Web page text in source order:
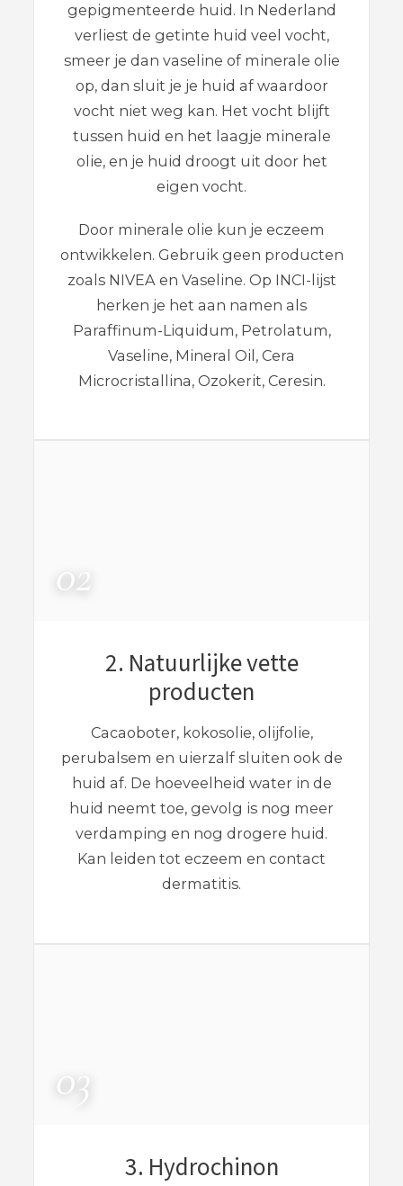
gepigmenteerde huid. In Nederland
verliest de getinte huid veel vocht,
smeer je dan vaseline of minerale olie
op, dan sluit je je huid af waardoor
vocht niet weg kan. Het vocht blijft
tussen huid en het laagje minerale
olie, en je huid droogt uit door het
eigen vocht.
Door minerale olie kun je eczeem
ontwikkelen. Gebruik geen producten
zoals NIVEA en Vaseline. Op INCI-lijst
herken je het aan namen als
Paraffinum-Liquidum, Petrolatum,
Vaseline, Mineral Oil, Cera
Microcristallina, Ozokerit, Ceresin.
2. Natuurlijke vette
producten
Cacaoboter, kokosolie, olijfolie,
perubalsem en uierzalf sluiten ook de
huid af. De hoeveelheid water in de
huid neemt toe, gevolg is nog meer
verdamping en nog drogere huid.
Kan leiden tot eczeem en contact
dermatitis.
3. Hydrochinon